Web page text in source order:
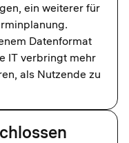
ein weiterer für
Datenformat
IT verbringt mehr
als Nutzende zu